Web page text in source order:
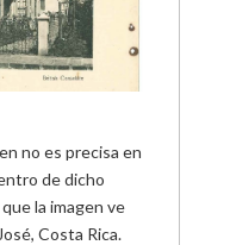
no es precisa en
de dicho
la imagen ve
Costa Rica.